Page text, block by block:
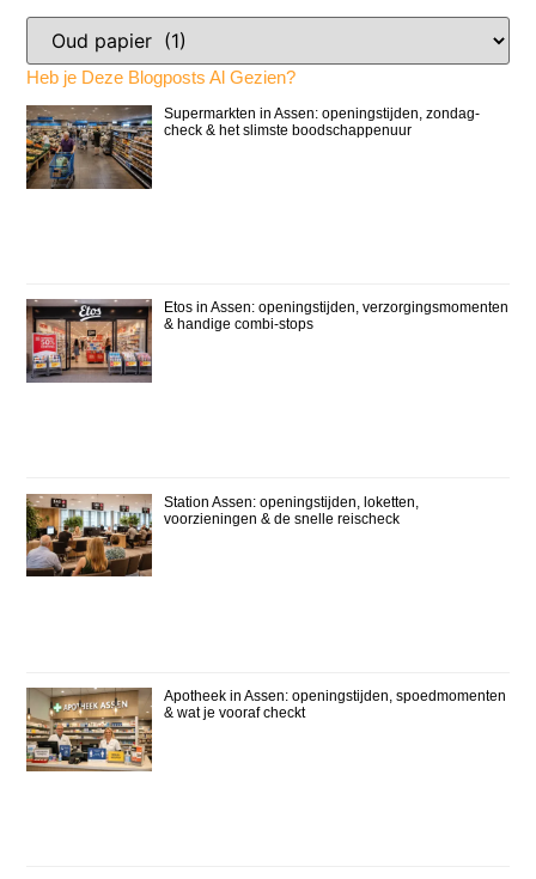
Heb je Deze Blogposts Al Gezien?
Supermarkten in Assen: openingstijden, zondag-
check & het slimste boodschappenuur
Etos in Assen: openingstijden, verzorgingsmomenten
& handige combi-stops
Station Assen: openingstijden, loketten,
voorzieningen & de snelle reischeck
Apotheek in Assen: openingstijden, spoedmomenten
& wat je vooraf checkt